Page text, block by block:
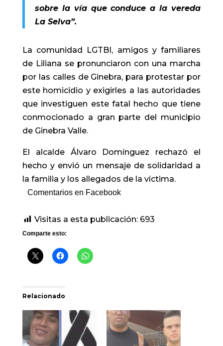
sobre la vía que conduce a la vereda
La Selva”.
La comunidad LGTBI, amigos y familiares
de Liliana se pronunciaron con una marcha
por las calles de Ginebra, para protestar por
este homicidio y exigirles a las autoridades
que investiguen este fatal hecho que tiene
conmocionado a gran parte del municipio
de Ginebra Valle.
El alcalde Álvaro Domínguez rechazó el
hecho y envió un mensaje de solidaridad a
la familia y los allegados de la víctima.
Comentarios en Facebook
Visitas a esta publicación: 693
Comparte esto:
Relacionado